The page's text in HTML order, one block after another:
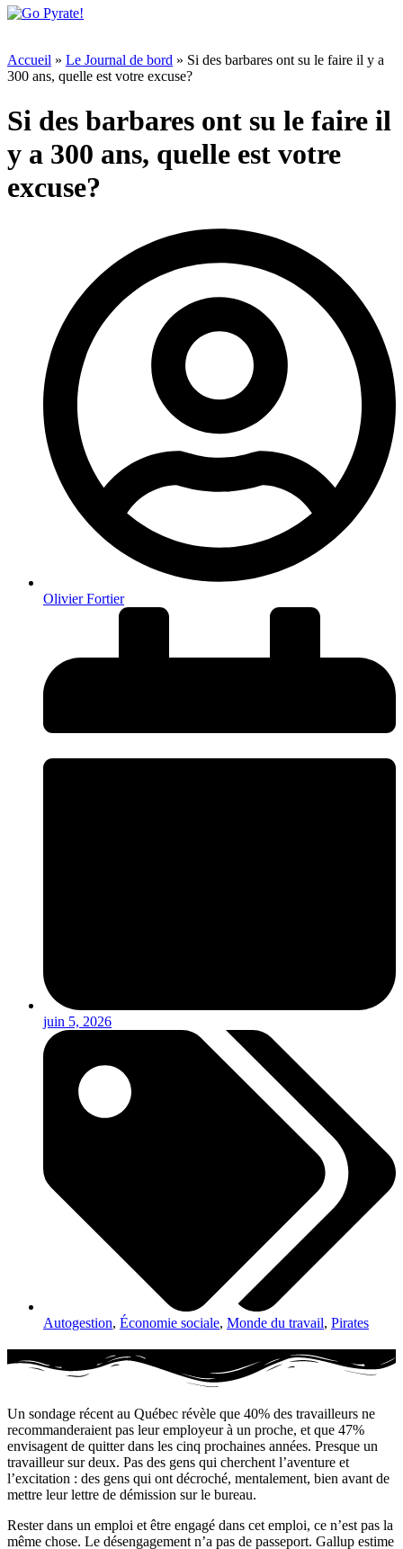
Accueil » Le Journal de bord » Si des barbares ont su le faire il y a
300 ans, quelle est votre excuse?
Si des barbares ont su le faire il
y a 300 ans, quelle est votre
excuse?
Olivier Fortier
juin 5, 2026
Autogestion, Économie sociale, Monde du travail, Pirates
Un sondage récent au Québec révèle que 40% des travailleurs ne
recommanderaient pas leur employeur à un proche, et que 47%
envisagent de quitter dans les cinq prochaines années. Presque un
travailleur sur deux. Pas des gens qui cherchent l’aventure et
l’excitation : des gens qui ont décroché, mentalement, bien avant de
mettre leur lettre de démission sur le bureau.
Rester dans un emploi et être engagé dans cet emploi, ce n’est pas la
même chose. Le désengagement n’a pas de passeport. Gallup estime